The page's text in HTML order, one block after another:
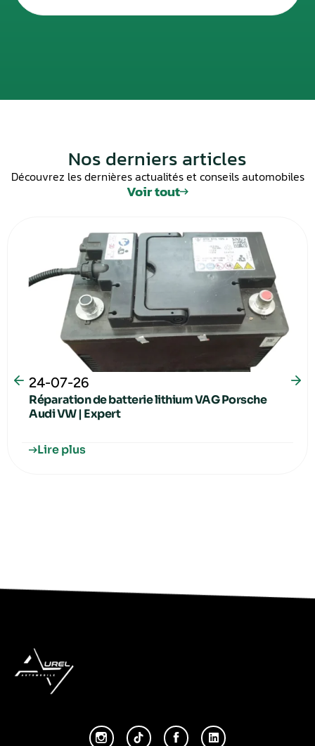
Nos derniers articles
Découvrez les dernières actualités et conseils automobiles
Voir tout
24-07-26
Réparation de batterie lithium VAG Porsche
Audi VW | Expert
Lire plus